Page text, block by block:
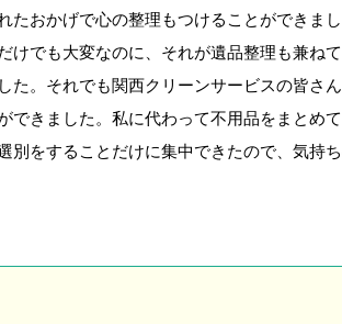
たおかげで心の整理もつけることができまし
けでも大変なのに、それが遺品整理も兼ね
た。それでも関西クリーンサービスの皆さ
できました。私に代わって不用品をまとめ
別をすることだけに集中できたので、気持